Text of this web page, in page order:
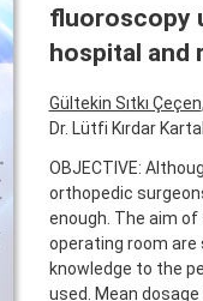
fluoroscopy
hospital
Gültekin Sıtkı Çeçen
Dr. Lütfi Kırdar
OBJECTIVE:
orthopedic
enough. The aim
operating room
knowledge to the
used. Mean